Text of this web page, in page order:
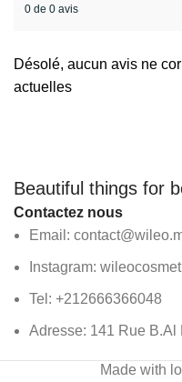
0 de 0 avis
Désolé, aucun avis ne
actuelles
Beautiful things for
Contactez nous
Email:
Instagram:
Tel: +212666366048
Adresse: 141 Rue B.Al
Made with